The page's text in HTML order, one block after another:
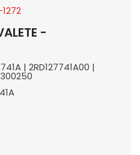
-
| 2RD127741A00 |